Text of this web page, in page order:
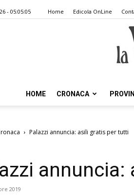
- 05:05:05 Home Edicola OnLine
HOME CRONACA
Palazzi annuncia: asili gratis per tutti
2019